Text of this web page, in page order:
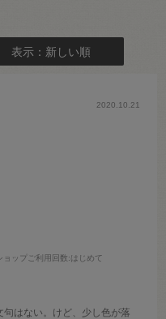
表示：新しい順
ョップご利用回数:はじめて
2020.10.21
はない。けど、少し色が落